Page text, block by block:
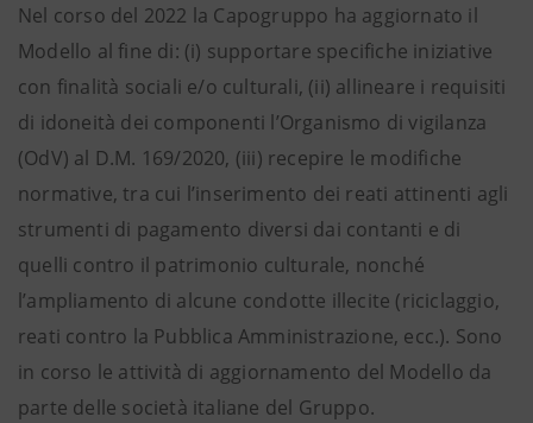
Nel corso del 2022 la Capogruppo ha aggiornato il
Modello al fine di: (i) supportare specifiche iniziative
con finalità sociali e/o culturali, (ii) allineare i requisiti
di idoneità dei componenti l’Organismo di vigilanza
(OdV) al D.M. 169/2020, (iii) recepire le modifiche
normative, tra cui l’inserimento dei reati attinenti agli
strumenti di pagamento diversi dai contanti e di
quelli contro il patrimonio culturale, nonché
l’ampliamento di alcune condotte illecite (riciclaggio,
reati contro la Pubblica Amministrazione, ecc.). Sono
in corso le attività di aggiornamento del Modello da
parte delle società italiane del Gruppo.